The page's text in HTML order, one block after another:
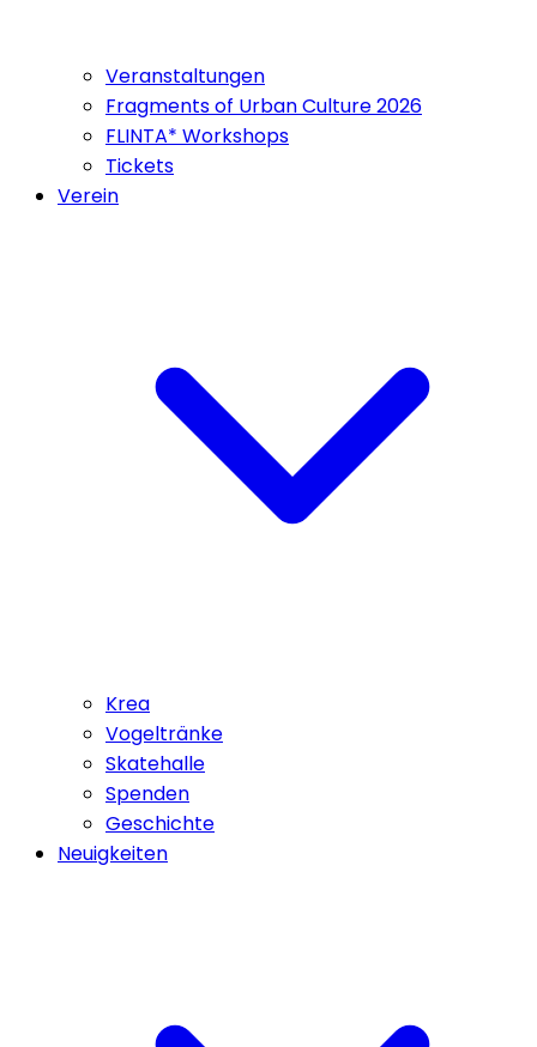
Veranstaltungen
Fragments of Urban Culture 2026
FLINTA* Workshops
Tickets
Verein
Krea
Vogeltränke
Skatehalle
Spenden
Geschichte
Neuigkeiten